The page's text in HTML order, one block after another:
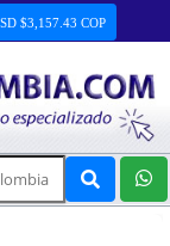
$3,157.43 COP